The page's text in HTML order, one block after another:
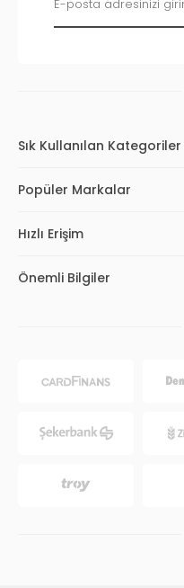
Sık Kullanılan Kategoriler
Popüler Markalar
Hızlı Erişim
Önemli Bilgiler